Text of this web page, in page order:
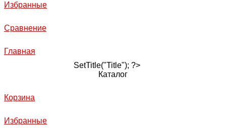
Избранные
Сравнение
Главная
SetTitle("Title"); ?>
Каталог
Корзина
Избранные